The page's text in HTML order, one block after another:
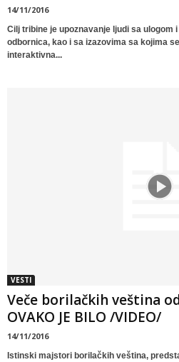
14/11/2016
Cilj tribine je upoznavanje ljudi sa ulogom
odbornica, kao i sa izazovima sa kojima
interaktivna...
VESTI
Veče borilačkih veština
OVAKO JE BILO /VIDEO/
14/11/2016
Istinski majstori borilačkih veština,